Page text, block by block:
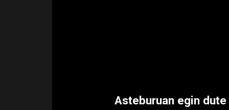
Asteburuan egin